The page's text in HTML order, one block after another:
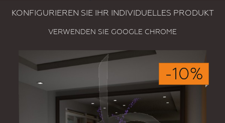
KONFIGURIEREN SIE IHR INDIVIDUELLES PRODUKT
VERWENDEN SIE GOOGLE CHROME
-10%